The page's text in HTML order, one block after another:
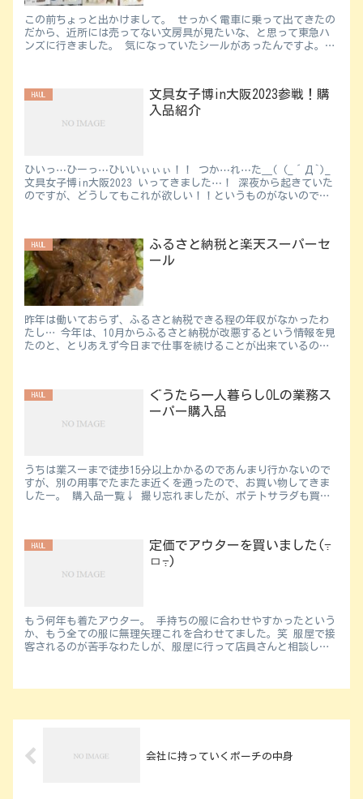
この前ちょっと出かけまして。 せっかく電車に乗って出てきたの
だから、近所には売ってない文房具が見たいな、と思って東急ハ
ンズに行きました。 気になっていたシールがあったんですよ。 3
HAUL
文具女子博in大阪2023参戦！購
入品紹介
ひいっ⋯ひーっ⋯ひいいぃぃぃ！！ つか⋯れ⋯た＿( (_´Д`)_
文具女子博in大阪2023 いってきました⋯！ 深夜から起きていた
のですが、どうしてもこれが欲しい！！というものがないので、
HAUL
ふるさと納税と楽天スーパーセ
ール
昨年は働いておらず、ふるさと納税できる程の年収がなかったわ
たし… 今年は、10月からふるさと納税が改悪するという情報を見
たのと、とりあえず今日まで仕事を続けることが出来ているので
HAUL
ぐうたら一人暮らしOLの業務ス
ーパー購入品
うちは業スーまで徒歩15分以上かかるのであんまり行かないので
すが、別の用事でたまたま近くを通ったので、お買い物してきま
したー。 購入品一覧↓ 撮り忘れましたが、ポテトサラダも買い
HAUL
定価でアウターを買いました‎(߹
ㅁ‎߹)
もう何年も着たアウター。 手持ちの服に合わせやすかったという
か、もう全ての服に無理矢理これを合わせてました。笑 服屋で接
客されるのが苦手なわたしが、服屋に行って店員さんと相談して
会社に持っていくポーチの中身